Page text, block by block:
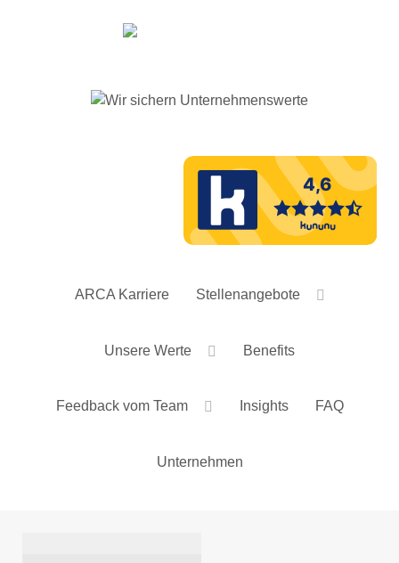
ARCA Karriere Stellenangebote
Unsere Werte Benefits
Feedback vom Team Insights FAQ
Unternehmen